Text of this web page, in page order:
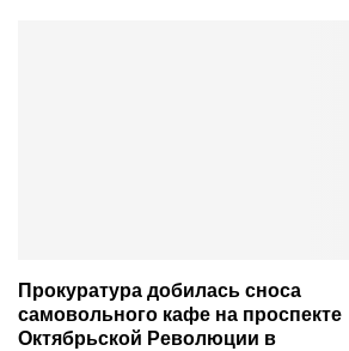
Прокуратура добилась сноса
самовольного кафе на проспекте
Октябрьской Революции в